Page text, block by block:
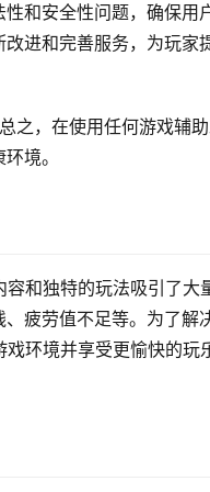
和安全性问题，确保用
进和完善服务，为玩家
之，在使用任何游戏辅
境。
和独特的玩法吸引了大
疲劳值不足等。为了解
环境并享受更愉快的玩